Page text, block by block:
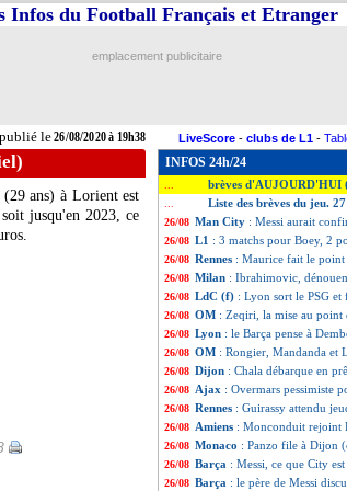
publié le26/08/2020 à 19h38
Infos du Football Français et Etranger
emplacement publicitaire
LiveScore - clubs de L1 -
(29 ans) à Lorient est
jusqu'en 2023, ce
INFOS 24h/24
brèves d'AUJOURD'HUI
Liste des brèves du jeu.
26/08 Man City : Messi aurait
26/08 L1 : 3 matchs pour Boey, 2
26/08 Rennes : Maurice fait le
26/08 Milan : Ibrahimovic,
26/08 LdC (f) : Lyon sort le PSG
26/08 OM : Zeqiri, la mise au point
26/08 Lyon : le Barça pense à
26/08 OM : Rongier, Mandanda et
26/08 Dijon : Chala débarque en
26/08 Ajax : Overmars pessimiste
26/08 Rennes : Guirassy attendu
26/08 Amiens : Monconduit
26/08 Monaco : Panzo file à Dijon
26/08 Barça : Messi, ce que City
26/08 Barça : le père de Messi